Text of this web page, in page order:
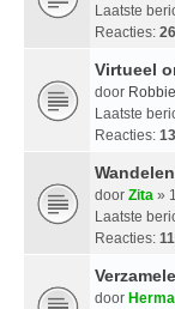
Laatste
Reacties:
Virtueel
door Robbie
Laatste
Reacties: 13
Wandelen
door Zita »
Laatste
Reacties:
door